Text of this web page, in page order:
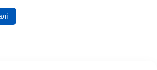
та Канаді
DreamyShelf.com ви